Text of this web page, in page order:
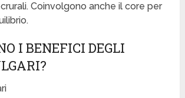
Coinvolgono anche il core per
I BENEFICI DEGLI